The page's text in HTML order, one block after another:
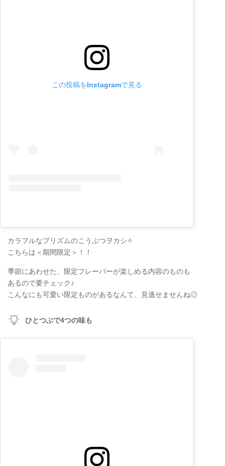
この投稿をInstagramで見る
カラフルなプリズムのこうぶつヲカシ✧
こちらは＜期間限定＞！！
季節にあわせた、限定フレーバーが楽しめる内容のものも
あるので要チェック♪
こんなにも可愛い限定ものがあるなんて、見逃せませんね◎
ひとつぶで4つの味も